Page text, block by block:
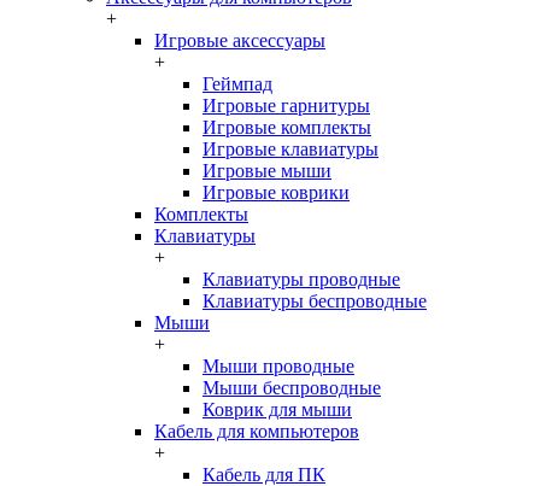
+
Игровые аксессуары
+
Геймпад
Игровые гарнитуры
Игровые комплекты
Игровые клавиатуры
Игровые мыши
Игровые коврики
Комплекты
Клавиатуры
+
Клавиатуры проводные
Клавиатуры беспроводные
Мыши
+
Мыши проводные
Мыши беспроводные
Коврик для мыши
Кабель для компьютеров
+
Кабель для ПК